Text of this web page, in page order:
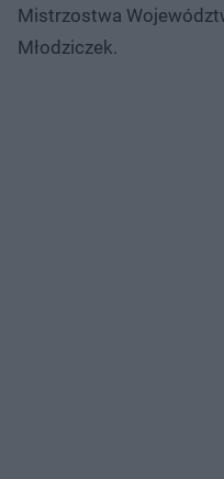
Mistrzostwa
Młodziczek.